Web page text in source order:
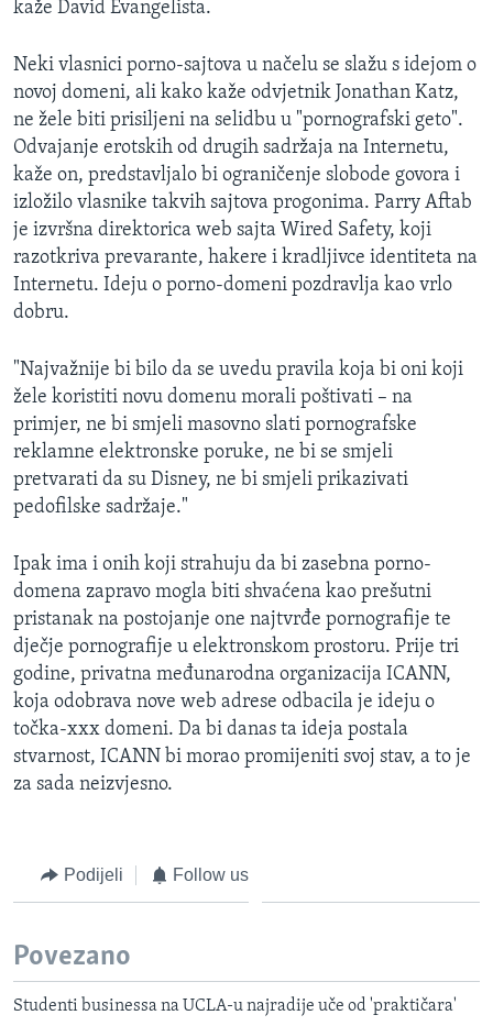
kaže David Evangelista.
Neki vlasnici porno-sajtova u načelu se slažu s idejom o
novoj domeni, ali kako kaže odvjetnik Jonathan Katz,
ne žele biti prisiljeni na selidbu u "pornografski geto".
Odvajanje erotskih od drugih sadržaja na Internetu,
kaže on, predstavljalo bi ograničenje slobode govora i
izložilo vlasnike takvih sajtova progonima. Parry Aftab
je izvršna direktorica web sajta Wired Safety, koji
razotkriva prevarante, hakere i kradljivce identiteta na
Internetu. Ideju o porno-domeni pozdravlja kao vrlo
dobru.
"Najvažnije bi bilo da se uvedu pravila koja bi oni koji
žele koristiti novu domenu morali poštivati – na
primjer, ne bi smjeli masovno slati pornografske
reklamne elektronske poruke, ne bi se smjeli
pretvarati da su Disney, ne bi smjeli prikazivati
pedofilske sadržaje."
Ipak ima i onih koji strahuju da bi zasebna porno-
domena zapravo mogla biti shvaćena kao prešutni
pristanak na postojanje one najtvrđe pornografije te
dječje pornografije u elektronskom prostoru. Prije tri
godine, privatna međunarodna organizacija ICANN,
koja odobrava nove web adrese odbacila je ideju o
točka-xxx domeni. Da bi danas ta ideja postala
stvarnost, ICANN bi morao promijeniti svoj stav, a to je
za sada neizvjesno.
Podijeli Follow us
Povezano
Studenti businessa na UCLA-u najradije uče od 'praktičara'